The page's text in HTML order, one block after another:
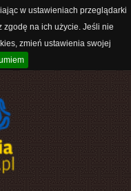
w ustawieniach przeglądarki
zgodę na ich użycie. Jeśli nie
zmień ustawienia swojej